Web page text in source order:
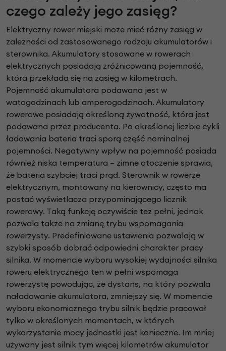
czego zależy jego zasięg?
Elektryczny rower miejski może mieć różny zasięg w
zależności od zastosowanego rodzaju akumulatorów i
sterownika. Akumulatory stosowane w rowerach
elektrycznych posiadają zróżnicowaną pojemność,
która przekłada się na zasięg w kilometrach.
Pojemność akumulatora podawana jest w
watogodzinach lub amperogodzinach. Akumulatory
rowerowe posiadają określoną żywotność, która jest
podawana przez producenta. Po określonej liczbie cykli
ładowania bateria traci sporą część nominalnej
pojemności. Negatywny wpływ na pojemność posiada
również niska temperatura – zimne otoczenie sprawia,
że bateria szybciej traci prąd. Sterownik w rowerze
elektrycznym, montowany na kierownicy, często ma
postać wyświetlacza przypominającego licznik
rowerowy. Taką funkcję oczywiście też pełni, jednak
pozwala także na zmianę trybu wspomagania
rowerzysty. Predefiniowane ustawienia pozwalają w
szybki sposób dobrać odpowiedni charakter pracy
silnika. W momencie wyboru wysokiej wydajności silnika
roweru elektrycznego ten w pełni wspomaga
rowerzystę powodując, że dystans, na który pozwala
naładowanie akumulatora, zmniejszy się. W momencie
wyboru ekonomicznego trybu silnik będzie pracował
tylko w określonych momentach, w których
wykorzystanie mocy jednostki jest konieczne. Im mniej
używany jest silnik tym więcej kilometrów akumulator